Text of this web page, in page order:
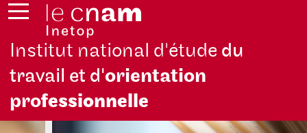
Institut national d'étude du
travail et d'orientation
professionnelle